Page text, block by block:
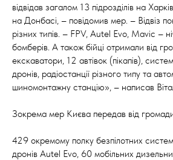
відвідав загалом 13 підрозділів на
на Донбасі, – повідомив мер. – Відвіз
різних типів. – FPV, Autel Evo, Mavic –
бомберів. А також бійці отримали від
екскаватори, 12 автівок (пікапів),
дронів, радіостанції різного типу та
шиномонтажну станцію», – написав
Зокрема мер Києва передав від
429 окремому полку безпілотних
дронів Autel Evo, 60 мобільних